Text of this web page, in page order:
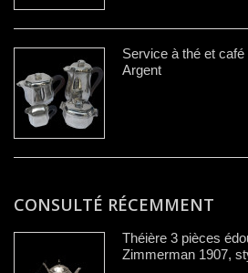
Service à thé et
Argent
CONSULTÉ RÉCEMMENT
Théière 3 pièces
Zimmerman 1907,